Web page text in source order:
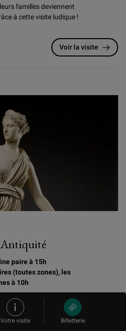
familles deviennent
à cette visite ludique !
Voir la visite
paire à 15h
(toutes zones), les
à 10h
familles sont invités à
la mythologie parmi les
leurs fabuleux
Votre visite Billetterie